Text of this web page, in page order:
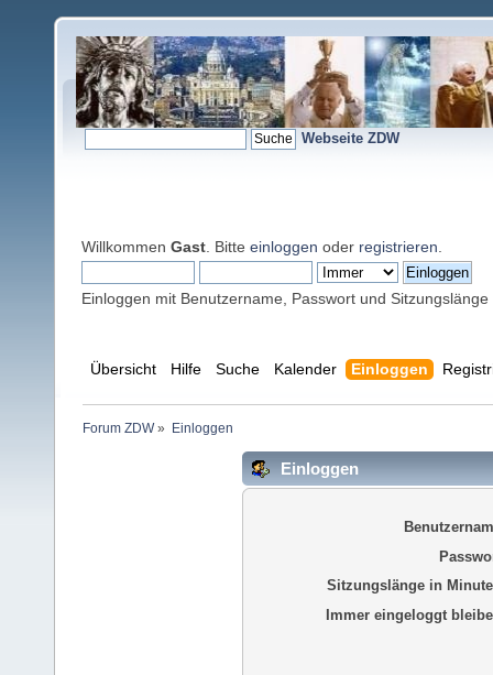
Webseite ZDW
Willkommen Gast . Bitte einloggen oder registrieren
Einloggen mit Benutzername, Passwort und Sitzungslänge
Übersicht Hilfe Suche Kalender Einloggen
Forum ZDW» Einloggen
Einloggen
Sitzungslänge in
Immer eingeloggt